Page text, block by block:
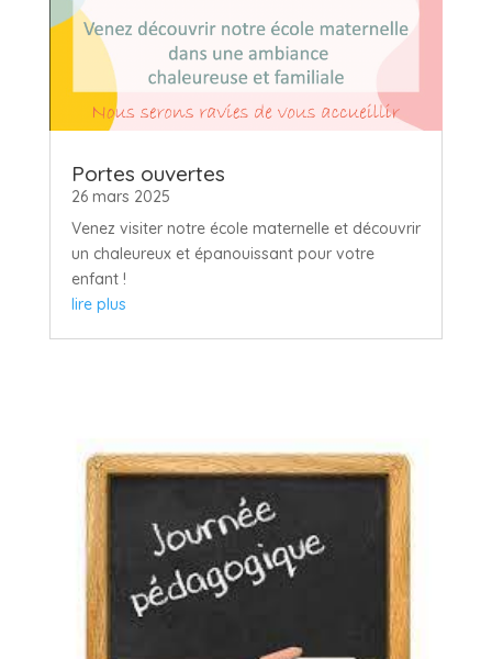
Portes ouvertes
26 mars 2025
Venez visiter notre école maternelle et découvrir
un chaleureux et épanouissant pour votre
enfant !
lire plus